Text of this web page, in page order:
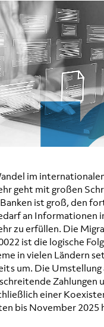
im
geht mit großen
ist groß, den
an Informationen
zu erfüllen. Die
ist die logische
in vielen Ländern
um. Die Umstellung
Zahlungen
einer
bis November 2025